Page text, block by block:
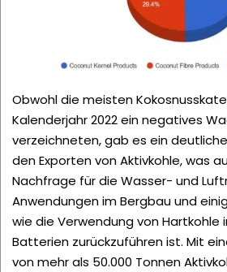
Obwohl die meisten
Kalenderjahr 2022 ein negatives
verzeichneten, gab es ein
den Exporten von Aktivkohle, was
Nachfrage für die Wasser- und
Anwendungen im Bergbau und
wie die Verwendung von Hartkohle
Batterien zurückzuführen ist. Mit
von mehr als 50.000 Tonnen